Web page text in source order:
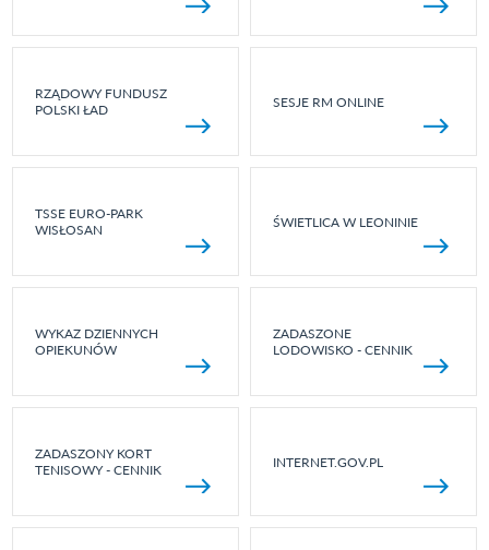
RZĄDOWY FUNDUSZ
POLSKI ŁAD
SESJE RM ONLINE
TSSE EURO-PARK
WISŁOSAN
ŚWIETLICA W LEONINIE
WYKAZ DZIENNYCH
OPIEKUNÓW
ZADASZONE
LODOWISKO - CENNIK
ZADASZONY KORT
TENISOWY - CENNIK
INTERNET.GOV.PL